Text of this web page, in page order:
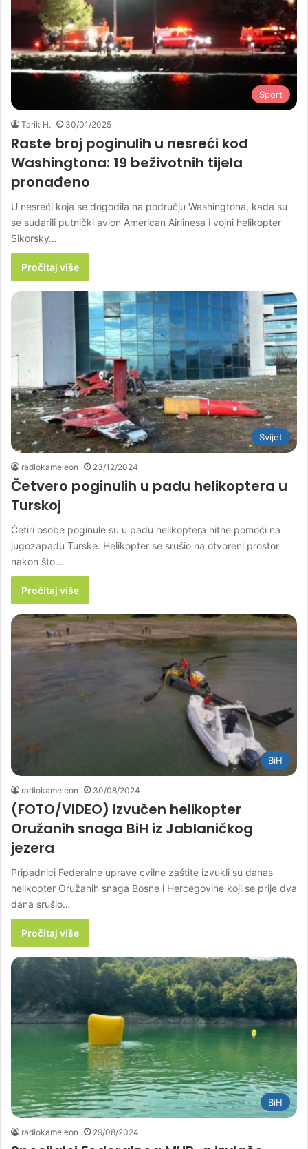
Sport
Tarik H. 30/01/2025
Raste broj poginulih u nesreći kod
Washingtona: 19 beživotnih tijela
pronađeno
U nesreći koja se dogodila na području Washingtona, kada su
se sudarili putnički avion American Airlinesa i vojni helikopter
Sikorsky…
Pročitaj više
Svijet
radiokameleon 23/12/2024
Četvero poginulih u padu helikoptera u
Turskoj
Četiri osobe poginule su u padu helikoptera hitne pomoći na
jugozapadu Turske. Helikopter se srušio na otvoreni prostor
nakon što…
Pročitaj više
BiH
radiokameleon 30/08/2024
(FOTO/VIDEO) Izvučen helikopter
Oružanih snaga BiH iz Jablaničkog
jezera
Pripadnici Federalne uprave cvilne zaštite izvukli su danas
helikopter Oružanih snaga Bosne i Hercegovine koji se prije dva
dana srušio…
Pročitaj više
BiH
radiokameleon 29/08/2024